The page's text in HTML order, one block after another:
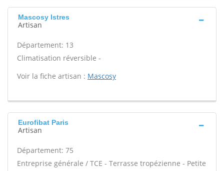
Mascosy Istres
Artisan
Département: 13
Climatisation réversible -
Voir la fiche artisan : Mascosy
Eurofibat Paris
Artisan
Département: 75
Entreprise générale / TCE - Terrasse tropézienne - Petite